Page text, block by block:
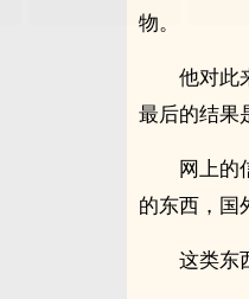
物。
他对此
最后的结果
网上的
的东西，国
这类东